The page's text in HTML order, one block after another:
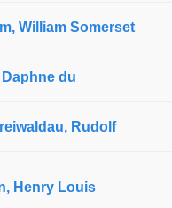
William Somerset
Daphne du
Rudolf
Henry Louis